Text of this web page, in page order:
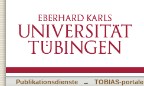
Publikationsdienste → TOBIAS-portale